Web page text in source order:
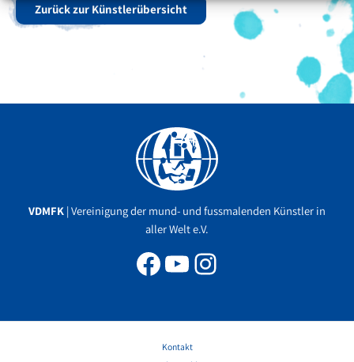
Zurück zur Künstlerübersicht
VDMFK | Vereinigung der mund- und fussmalenden Künstler in
aller Welt e.V.
Facebook
YouTube
Instagram
Kontakt